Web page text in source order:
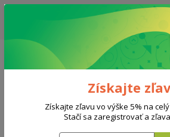
ZĽAVA: VŠETKY VYSTAVENÉ POSTELE ZA 400€
PODĽA VÝBERU / DODACIA LEHOTA JE
0908 777 700 Po-So: 10-18 hod.
Masív BV BUK 120x200cm
Získajte
Získajte zľavu vo výške 5% na
Stačí sa zaregistrovať a